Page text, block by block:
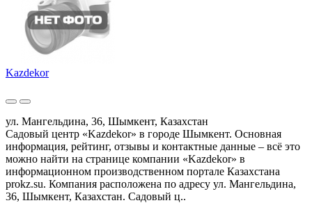
Kazdekor
ул. Мангельдина, 36, Шымкент, Казахстан
Садовый центр «Kazdekor» в городе Шымкент. Основная
информация, рейтинг, отзывы и контактные данные – всё это
можно найти на странице компании «Kazdekor» в
информационном производственном портале Казахстана
prokz.su. Компания расположена по адресу ул. Мангельдина,
36, Шымкент, Казахстан. Садовый ц..